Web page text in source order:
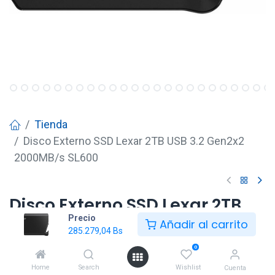
Precio
285.279,04Bs Añadir al carrito
Home Search
0
Wishlist Cuenta
Tienda
Disco Externo SSD Lexar 2TB USB 3.2 Gen2x2
2000MB/s SL600
Disco Externo SSD Lexar 2TB
USB 3.2 Gen2x2 2000MB/s
SL600